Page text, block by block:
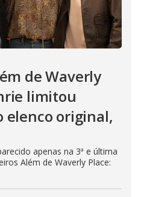
de Waverly
limitou
elenco original,
apenas na 3ª e última
Além de Waverly Place: